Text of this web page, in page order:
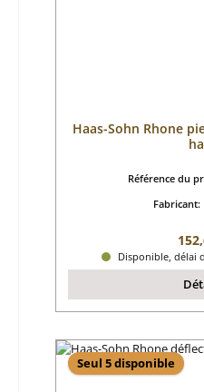
Haas-Sohn Rhone
Référence du
Fabricant:
Prix
Disponible, délai
Seul 5 disponible